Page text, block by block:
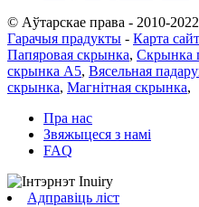
© Аўтарскае права - 2010-
Гарачыя прадукты - Карта
Папяровая скрынка, Скрынка
скрынка А5, Вясельная
скрынка, Магнітная скрынка,
Пра нас
Звяжыцеся з намі
FAQ
Адправіць ліст